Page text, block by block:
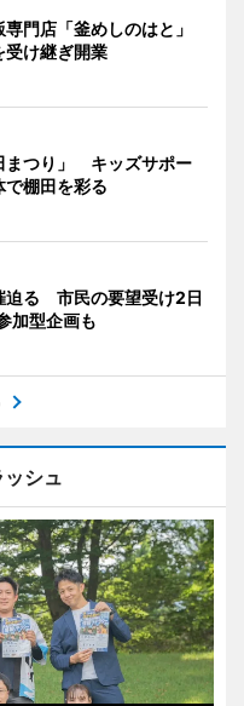
門店「釜めしのはと」
け継ぎ開業
まつり」 キッズサポー
で棚田を彩る
迫る 市民の要望受け2日
加型企画も
シュ